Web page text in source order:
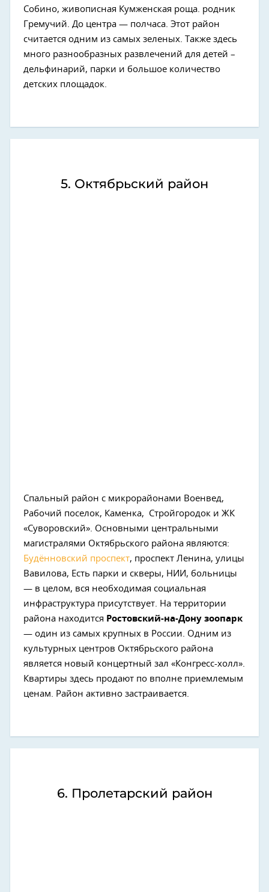
Собино, живописная Кумженская роща. родник
Гремучий. До центра — полчаса. Этот район
считается одним из самых зеленых. Также здесь
много разнообразных развлечений для детей –
дельфинарий, парки и большое количество
детских площадок.
5. Октябрьский район
Спальный район с микрорайонами Военвед,
Рабочий поселок, Каменка, Стройгородок и ЖК
«Суворовский». Основными центральными
магистралями Октябрьского района являются:
Будённовский проспект, проспект Ленина, улицы
Вавилова, Есть парки и скверы, НИИ, больницы
— в целом, вся необходимая социальная
инфраструктура присутствует. На территории
района находится Ростовский-на-Дону зоопарк
— один из самых крупных в России. Одним из
культурных центров Октябрьского района
является новый концертный зал «Конгресс-холл».
Квартиры здесь продают по вполне приемлемым
ценам. Район активно застраивается.
6. Пролетарский район